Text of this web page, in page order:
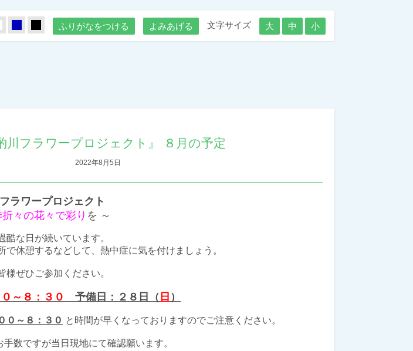
ふりがなをつける よみあげる 文字サイズ 大 中 小
川フラワープロジェクト』 ８月の予定
2022年8月5日
ラワープロジェクト
折々の花々で彩り を ～
な日が続いています。
で休憩するなどして、熱中症に気を付けましょう。
様ぜひご参加ください。
０～８：３０ 予備日：２８日（ 日 ）
０～８：３０ と時間が早くなっておりますのでご注意ください。
数ですが当日現地にて確認願います。